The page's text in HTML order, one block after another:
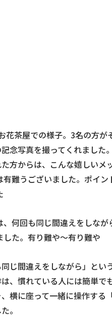
花茶屋での様子。3名の方
念写真を撮ってくれました。
方からは、こんな嬉しいメ
有難うございました。ポイ
、何回も同じ間違えをしな
した。有り難や〜有り難や
同じ間違えをしながら」と
、慣れている人には簡単で
横に座って一緒に操作する
。